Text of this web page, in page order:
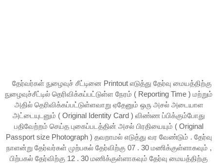
தேர்வர்கள் நுழைவுச் சீட்டினை Printout எடுத்து தேர்வு மையத்திற்கு
நுழைவுச்சீட்டில் தெரிவிக்கப்பட்டுள்ள நேரம் ( Reporting Time ) மற்றும்
அதில் தெரிவிக்கப்பட்டுள்ளவாறு ஏதேனும் ஒரு அசல் அடையாள
அட்டையுடனும் ( Original Identity Card ) விண்ண ப்பிக்கும்போது
பதிவேற்றம் செய்த புகைப்படத்தின் அசல் பிரதியையும் ( Original
Passport size Photograph ) தவறாமல் எடுத்து வர வேண்டும் . தேர்வு
நாளன்று தேர்வர்கள் முற்பகல் தேர்விற்கு 07 . 30 மணிக்குள்ளாகவும் ,
பிற்பகல் தேர்விற்கு 12 . 30 மணிக்குள்ளாகவும் தேர்வு மையத்திற்கு